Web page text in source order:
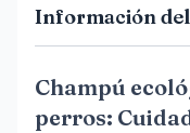
Información
Champú
perros: